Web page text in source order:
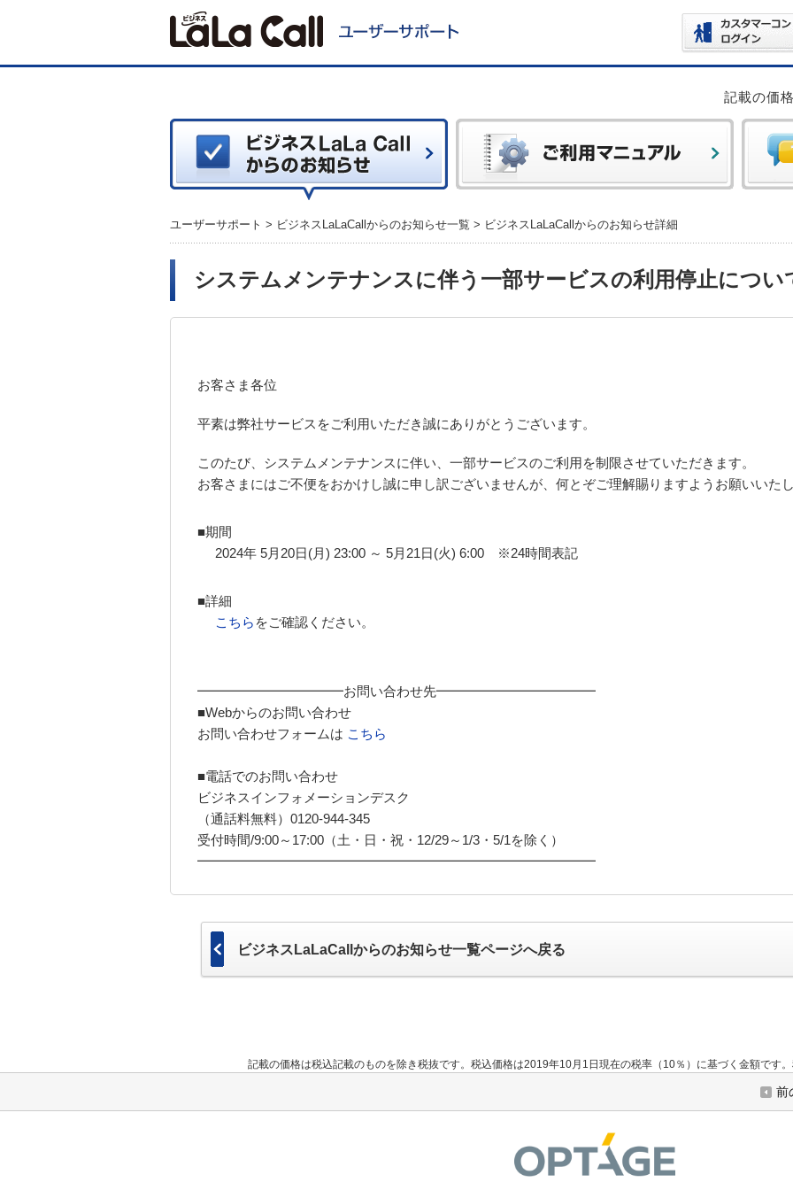
記載の価
ユーザーサポート > ビジネスLaLaCallからのお知らせ一覧 > ビジネスLaLaCallからのお知らせ詳細
システムメンテナンスに伴う一部サービスの利用停止につい
お客さま各位
平素は弊社サービスをご利用いただき誠にありがとうございます。
このたび、システムメンテナンスに伴い、一部サービスのご利用を制限させていただきます。
お客さまにはご不便をおかけし誠に申し訳ございませんが、何とぞご理解賜りますようお願いいたし
■期間
2024年 5月20日(月) 23:00 ～ 5月21日(火) 6:00 ※24時間表記
■詳細
こちら をご確認ください。
━━━━━━━━━━━お問い合わせ先━━━━━━━━━━━━
■Webからのお問い合わせ
お問い合わせフォームは こちら
■電話でのお問い合わせ
ビジネスインフォメーションデスク
（通話料無料）0120-944-345
受付時間/9:00～17:00（土・日・祝・12/29～1/3・5/1を除く）
━━━━━━━━━━━━━━━━━━━━━━━━━━━━━━
ビジネスLaLaCallからのお知らせ一覧ページへ戻る
記載の価格は税込記載のものを除き税抜です。税込価格は2019年10月1日現在の税率（10％）に基づく金額です
前